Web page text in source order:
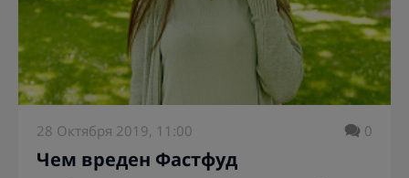
28 Октября 2019, 11:00 0
Чем вреден Фастфуд